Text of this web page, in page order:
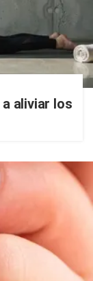
aliviar los